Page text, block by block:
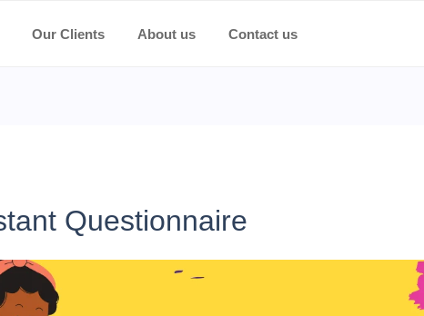
Our Clients About us Contact us
Questionnaire